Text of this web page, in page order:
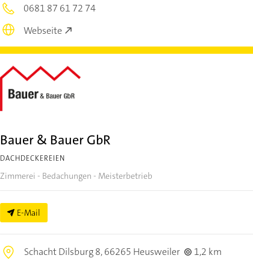
0681 87 61 72 74
Webseite
Bauer & Bauer GbR
DACHDECKEREIEN
Zimmerei - Bedachungen - Meisterbetrieb
E-Mail
Schacht Dilsburg 8,66265 Heusweiler
1,2 km